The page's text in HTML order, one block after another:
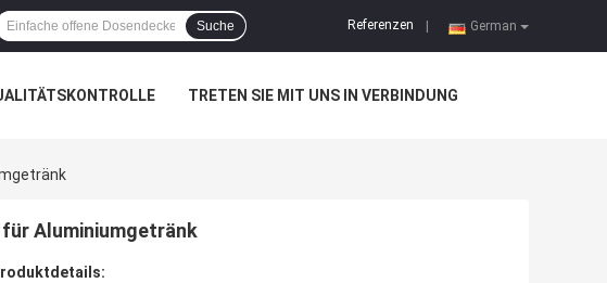
German
Referenzen
Suche
TRETEN SIE MIT UNS IN VERBINDUNG
Aluminiumgetränk